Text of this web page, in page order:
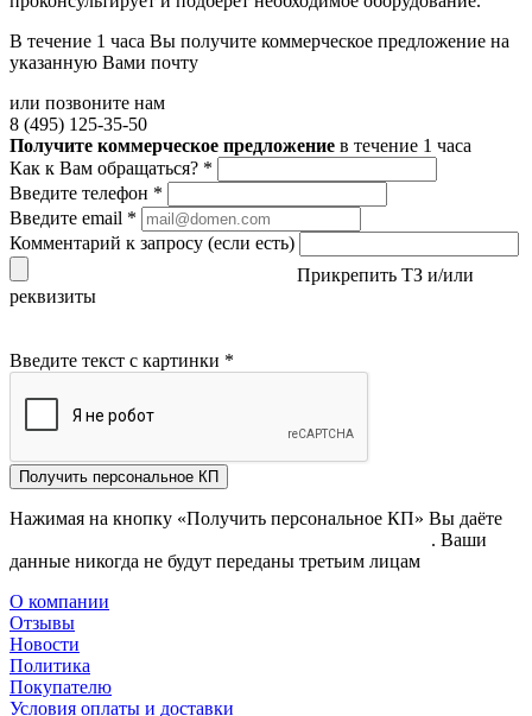
В течение 1 часа Вы получите коммерческое предложение на
указанную Вами почту
или позвоните нам
8 (495) 125-35-50
Получите коммерческое предложение в течение 1 часа
Как к Вам обращаться? *
Введите телефон *
Введите email *
Комментарий к запросу (если есть)
Прикрепить ТЗ и/или
реквизиты
Введите текст с картинки *
Получить персональное КП
Нажимая на кнопку «Получить персональное КП» Вы даёте
. Ваши
данные никогда не будут переданы третьим лицам
О компании
Отзывы
Новости
Политика
Покупателю
Условия оплаты и доставки